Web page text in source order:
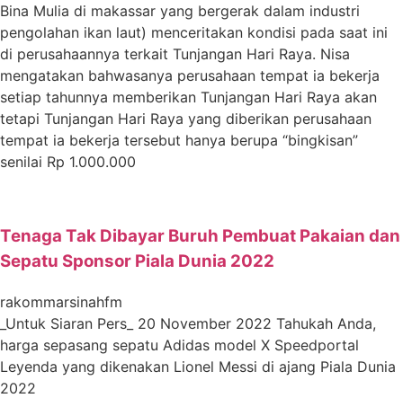
Bina Mulia di makassar yang bergerak dalam industri
pengolahan ikan laut) menceritakan kondisi pada saat ini
di perusahaannya terkait Tunjangan Hari Raya. Nisa
mengatakan bahwasanya perusahaan tempat ia bekerja
setiap tahunnya memberikan Tunjangan Hari Raya akan
tetapi Tunjangan Hari Raya yang diberikan perusahaan
tempat ia bekerja tersebut hanya berupa “bingkisan”
senilai Rp 1.000.000
Tenaga Tak Dibayar Buruh Pembuat Pakaian dan
Sepatu Sponsor Piala Dunia 2022
rakommarsinahfm
_Untuk Siaran Pers_ 20 November 2022 Tahukah Anda,
harga sepasang sepatu Adidas model X Speedportal
Leyenda yang dikenakan Lionel Messi di ajang Piala Dunia
2022